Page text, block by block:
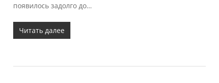
появилось задолго до…
Читать далее